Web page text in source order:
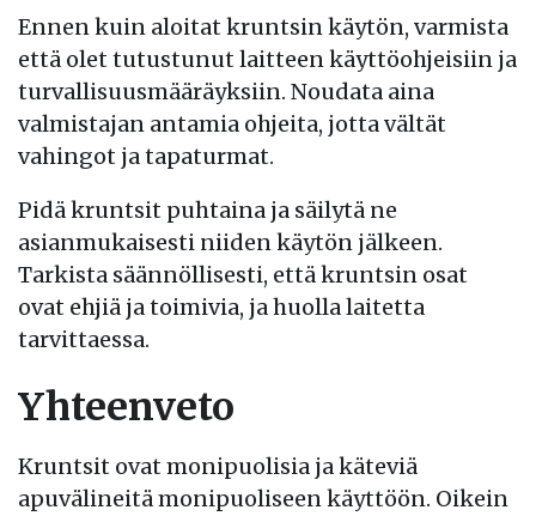
Ennen kuin aloitat kruntsin käytön, varmista
että olet tutustunut laitteen käyttöohjeisiin ja
turvallisuusmääräyksiin. Noudata aina
valmistajan antamia ohjeita, jotta vältät
vahingot ja tapaturmat.
Pidä kruntsit puhtaina ja säilytä ne
asianmukaisesti niiden käytön jälkeen.
Tarkista säännöllisesti, että kruntsin osat
ovat ehjiä ja toimivia, ja huolla laitetta
tarvittaessa.
Yhteenveto
Kruntsit ovat monipuolisia ja käteviä
apuvälineitä monipuoliseen käyttöön. Oikein